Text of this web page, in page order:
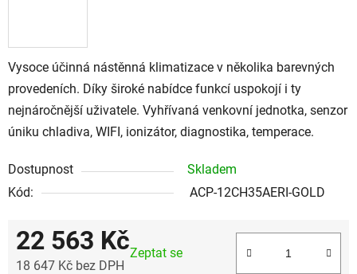
Vysoce účinná nástěnná klimatizace v několika barevných
provedeních. Díky široké nabídce funkcí uspokojí i ty
nejnáročnější uživatele. Vyhřívaná venkovní jednotka, senzor
úniku chladiva, WIFI, ionizátor, diagnostika, temperace.
Dostupnost
Skladem
Kód:
ACP-12CH35AERI-GOLD
22 563 Kč
18 647 Kč bez DPH
Zeptat se